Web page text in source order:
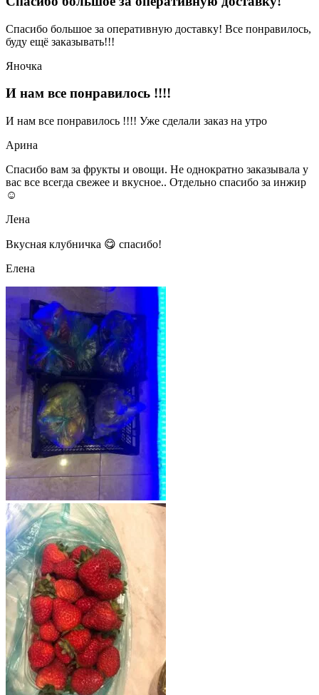
Спасибо большое за оперативную доставку! Все понравилось,
буду ещё заказывать!!!
Яночка
И нам все понравилось !!!!
И нам все понравилось !!!! Уже сделали заказ на утро
Арина
Спасибо вам за фрукты и овощи. Не однократно заказывала у
вас все всегда свежее и вкусное.. Отдельно спасибо за инжир
☺
Лена
Вкусная клубничка 😋 спасибо!
Елена